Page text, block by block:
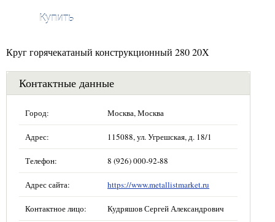
Купить
Круг горячекатаный конструкционный 280 20Х
Контактные данные
Город: Москва, Москва
Адрес: 115088, ул. Угрешская, д. 18/1
Телефон: 8 (926) 000-92-88
Адрес сайта: https://www.metallistmarket.ru
Контактное лицо: Кудряшов Сергей Александрович